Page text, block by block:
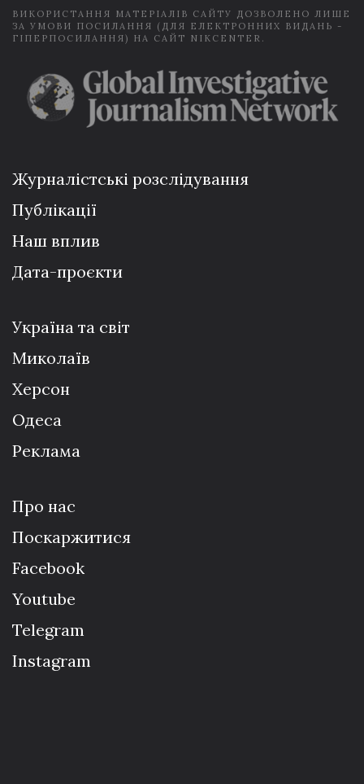
ВИКОРИСТАННЯ МАТЕРІАЛІВ САЙТУ ДОЗВОЛЕНО ЛИШЕ
ЗА УМОВИ ПОСИЛАННЯ (ДЛЯ ЕЛЕКТРОННИХ ВИДАНЬ -
ГІПЕРПОСИЛАННЯ) НА САЙТ NIKCENTER.
Журналістські розслідування
Публікації
Наш вплив
Дата-проєкти
Україна та світ
Миколаїв
Херсон
Одеса
Реклама
Про нас
Поскаржитися
Facebook
Youtube
Telegram
Instagram